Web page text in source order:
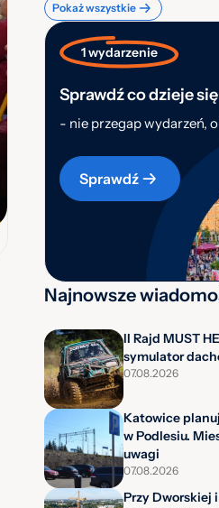
Pokaż wszystkie
1 wydarzenie
Sprawdź co dzieje
- nie przegap wydarzeń,
Sprawdź
Najnowsze
II Rajd MUST
symulator
07.08.2026
Katowice
w Podlesiu.
uwagi
07.08.2026
Przy Dworskiej